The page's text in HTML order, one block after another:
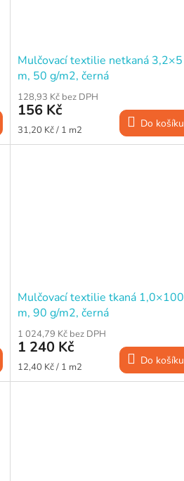
Mulčovací textilie netkaná 3,2×5
m, 50 g/m2, černá
128,93 Kč bez DPH
156 Kč
Měrná
cena:
31,20 Kč / 1 m2 Do košíku
Mulčovací textilie tkaná 1,0×100
m, 90 g/m2, černá
1 024,79 Kč bez DPH
1 240 Kč
Měrná
cena:
12,40 Kč / 1 m2 Do košíku